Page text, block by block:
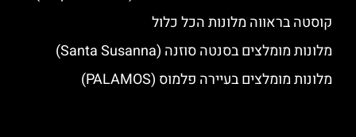
קוסטה בראווה מלונות הכל כלול
מלונות מומלצים בסנטה סוזנה (Santa Susanna)
מלונות מומלצים בעיירה פלמוס (PALAMOS)